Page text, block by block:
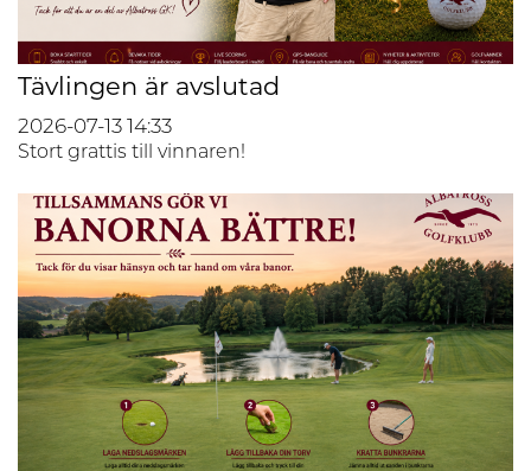
Tävlingen är avslutad
2026-07-13 14:33
Stort grattis till vinnaren!